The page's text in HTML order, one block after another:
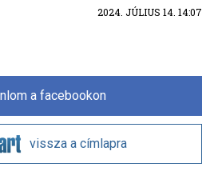
2024. JÚLIUS 14. 14:07
a facebookon
vissza a címlapra